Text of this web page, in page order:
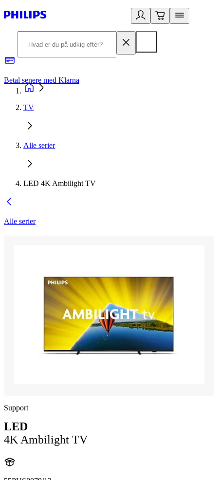
Betal senere med Klarna
TV
Alle serier
LED 4K Ambilight TV
Alle serier
Support
LED
4K Ambilight TV